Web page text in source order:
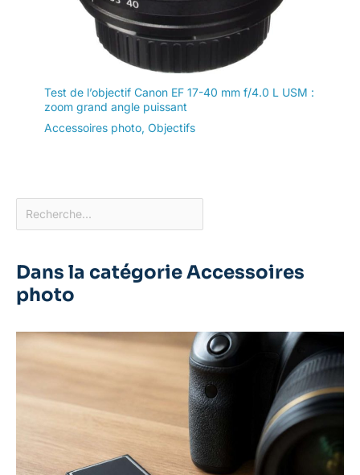
Test de l’objectif Canon EF 17-40 mm f/4.0 L USM :
zoom grand angle puissant
Accessoires photo, Objectifs
Dans la catégorie Accessoires
photo